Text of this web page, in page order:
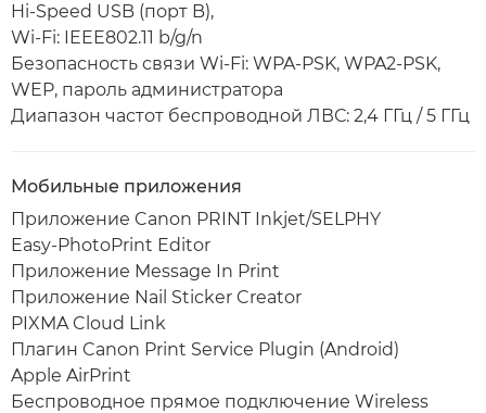
Hi-Speed USB (порт B),
Wi-Fi: IEEE802.11 b/g/n
Безопасность связи Wi-Fi: WPA-PSK, WPA2-PSK,
WEP, пароль администратора
Диапазон частот беспроводной ЛВС: 2,4 ГГц / 5 ГГц
Мобильные приложения
Приложение Canon PRINT Inkjet/SELPHY
Easy-PhotoPrint Editor
Приложение Message In Print
Приложение Nail Sticker Creator
PIXMA Cloud Link
Плагин Canon Print Service Plugin (Android)
Apple AirPrint
Беспроводное прямое подключение Wireless